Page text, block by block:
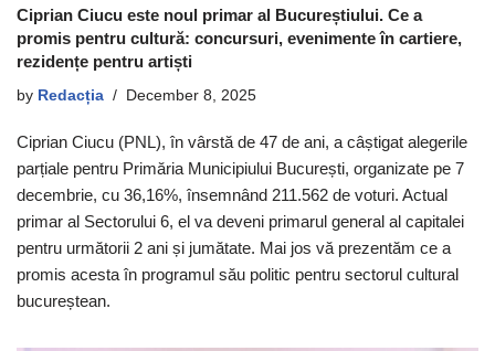
Ciprian Ciucu este noul primar al Bucureștiului. Ce a
promis pentru cultură: concursuri, evenimente în cartiere,
rezidențe pentru artiști
by Redacția December 8, 2025
Ciprian Ciucu (PNL), în vârstă de 47 de ani, a câștigat alegerile
parțiale pentru Primăria Municipiului București, organizate pe 7
decembrie, cu 36,16%, însemnând 211.562 de voturi. Actual
primar al Sectorului 6, el va deveni primarul general al capitalei
pentru următorii 2 ani și jumătate. Mai jos vă prezentăm ce a
promis acesta în programul său politic pentru sectorul cultural
bucureștean.